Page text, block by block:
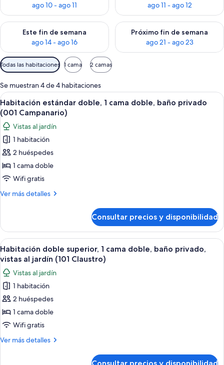
ago 10 - ago 11
ago 11 - ago 12
Este fin de semana
ago 14 - ago 16
Consulta la disponibilidad para este fin de semana, ago 14 -
Próximo fin de semana
ago 21 - ago 23
Consulta la disponibilidad
Filtros
disponibles
para
las
habitaciones
Todas las habitaciones 1 cama 2 camas
Se muestran 4 de 4 habitaciones
Abrir
todas
las
fotos
de
Habitación
estándar
doble,
1
baño
privado
(001
Campanario)
Un dormitorio con una cama, una
15
Habitación estándar doble, 1 cama doble, baño privado
(001 Campanario)
Vistas al jardín
1 habitación
2 huéspedes
1 cama doble
Wifi gratis
Ver más detalles
Más
estándar
doble,
1
cama
baño
privado
(001
Campanario)
Consultar precios y disponibilidad
Abrir
todas
las
fotos
de
Habitación
doble
superior,
1
Una habitación con arcos de piedra,
15
Habitación doble superior, 1 cama doble, baño privado,
vistas al jardín (101 Claustro)
Vistas al jardín
1 habitación
2 huéspedes
1 cama doble
Wifi gratis
Ver más detalles
Más